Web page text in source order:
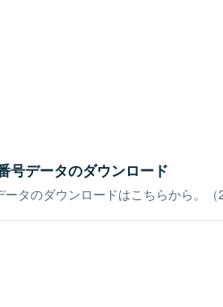
号データのダウンロード
ータのダウンロードはこちらから。（